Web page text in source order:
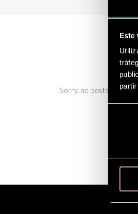
Este
Sorry, no posts